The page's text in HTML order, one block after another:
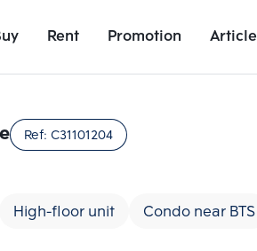
Rent Promotion Article
Ref: C31101204
High-floor unit Condo near BTS